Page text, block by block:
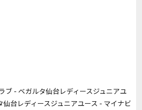
ブ - ベガルタ仙台レディースジュニアユ
台レディースジュニアユース - マイナビ